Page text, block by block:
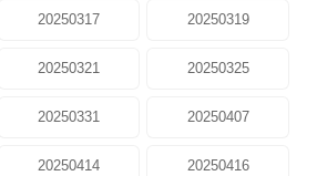
20250317 20250319
20250321 20250325
20250331 20250407
20250414 20250416